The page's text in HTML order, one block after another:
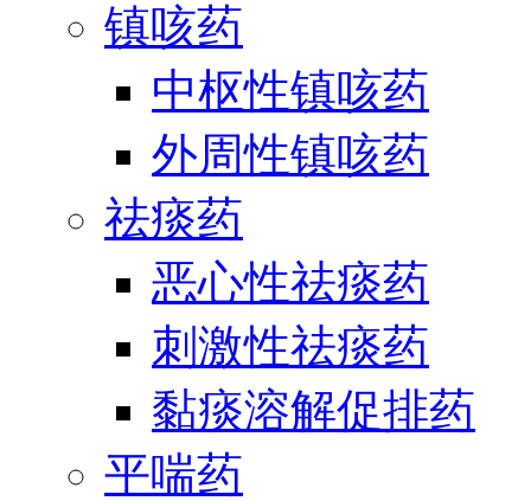
镇咳药
中枢性镇咳药
外周性镇咳药
祛痰药
恶心性祛痰药
刺激性祛痰药
黏痰溶解促排药
平喘药